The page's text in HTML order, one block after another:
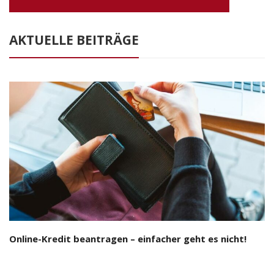
AKTUELLE BEITRÄGE
Online-Kredit beantragen – einfacher geht es nicht!